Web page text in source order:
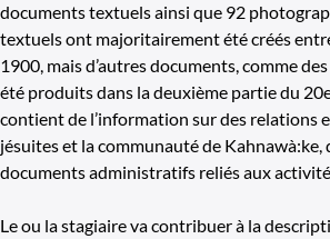
documents textuels ainsi que 92
textuels ont majoritairement été créés
1900, mais d’autres documents, comme
été produits dans la deuxième partie du
contient de l’information sur des relations
jésuites et la communauté de Kahnawà:ke,
documents administratifs reliés aux
Le ou la stagiaire va contribuer à la